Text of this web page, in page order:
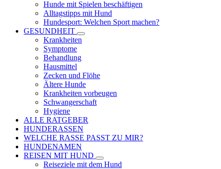
Hunde mit Spielen beschäftigen
Alltagstipps mit Hund
Hundesport: Welchen Sport machen?
GESUNDHEIT
Krankheiten
Symptome
Behandlung
Hausmittel
Zecken und Flöhe
Ältere Hunde
Krankheiten vorbeugen
Schwangerschaft
Hygiene
ALLE RATGEBER
HUNDERASSEN
WELCHE RASSE PASST ZU MIR?
HUNDENAMEN
REISEN MIT HUND
Reiseziele mit dem Hund